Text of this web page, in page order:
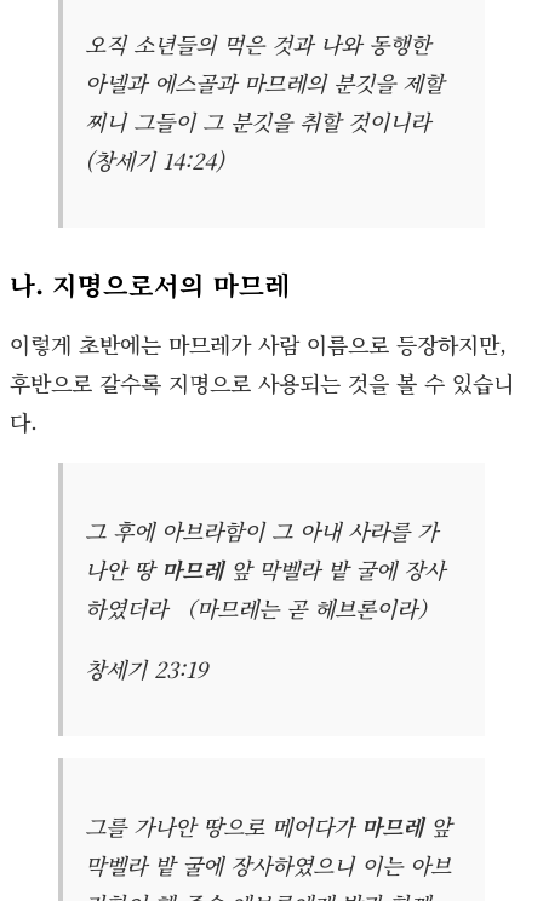
오직 소년들의 먹은 것과 나와 동행한
아넬과 에스골과 마므레의 분깃을 제할
찌니 그들이 그 분깃을 취할 것이니라
(창세기 14:24)
나. 지명으로서의 마므레
이렇게 초반에는 마므레가 사람 이름으로 등장하지만,
후반으로 갈수록 지명으로 사용되는 것을 볼 수 있습니
다.
그 후에 아브라함이 그 아내 사라를 가
나안 땅 마므레앞 막벨라 밭 굴에 장사
하였더라 （마므레는 곧 헤브론이라）
창세기 23:19
그를 가나안 땅으로 메어다가 마므레앞
막벨라 밭 굴에 장사하였으니 이는 아브